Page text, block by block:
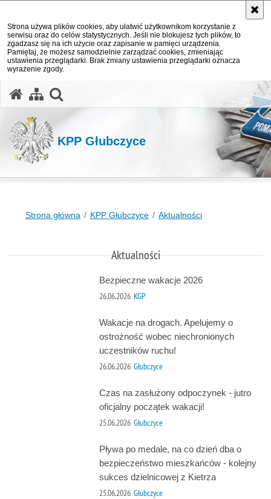
Strona używa plików cookies, aby ułatwić użytkownikom korzystanie z
serwisu oraz do celów statystycznych. Jeśli nie blokujesz tych plików, to
zgadzasz się na ich użycie oraz zapisanie w pamięci urządzenia.
Pamiętaj, że możesz samodzielnie zarządzać cookies, zmieniając
ustawienia przeglądarki. Brak zmiany ustawienia przeglądarki oznacza
wyrażenie zgody.
KPP Głubczyce
Strona główna KPP Głubczyce Aktualności
Aktualności
Bezpieczne wakacje 2026
26.06.2026 KGP
Wakacje na drogach. Apelujemy o
ostrożność wobec niechronionych
uczestników ruchu!
26.06.2026 Głubczyce
Czas na zasłużony odpoczynek - jutro
oficjalny początek wakacji!
25.06.2026 Głubczyce
Pływa po medale, na co dzień dba o
bezpieczeństwo mieszkańców - kolejny
sukces dzielnicowej z Kietrza
25.06.2026 Głubczyce